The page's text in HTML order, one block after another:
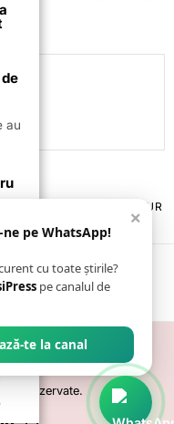
DE ANULARE & RETUR
CONTACT
rezervate.
×
pe WhatsApp!
cu toate știrile?
pe canalul de
te la canal
au